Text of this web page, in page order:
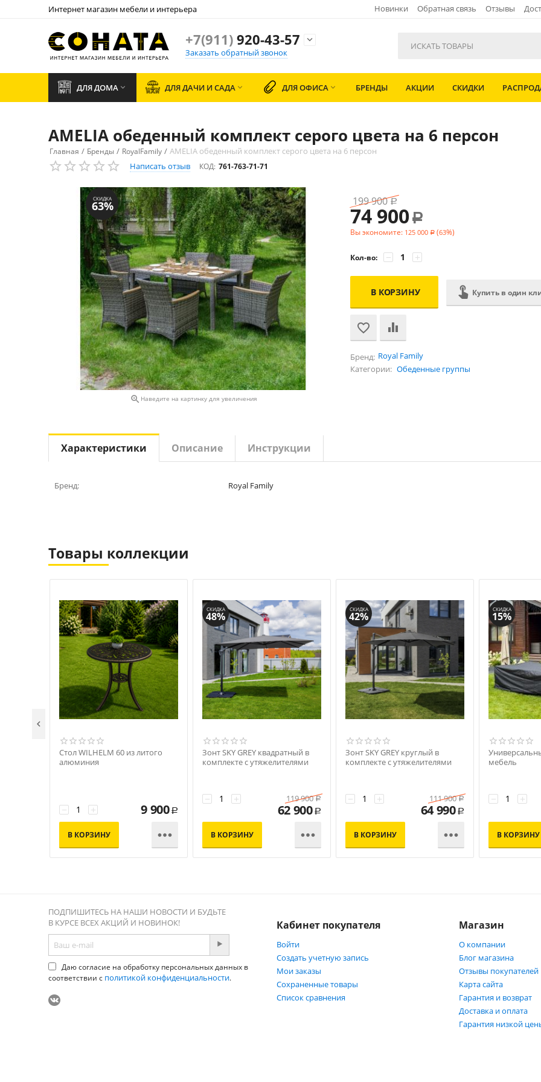
Интернет магазин мебели и интерьера Новинки Обратная связь Отзывы
+7(911)920-43-57

Заказать обратный звонок
ДЛЯ ДОМА  ДЛЯ ДАЧИ И САДА  ДЛЯ ОФИСА  БРЕНДЫ АКЦИИ СКИДКИ
AMELIA обеденный комплект серого цвета на 6 персон
Главная / Бренды / RoyalFamily / AMELIA обеденный комплект серого цвета на 6 персон
Написать отзыв КОД: 761-763-71-71
СКИДКА
63%
 Наведите на картинку для увеличения
199 900 Р
74 900 Р
Вы экономите: 125 000 Р (63%)
Кол-во: +
−
В КОРЗИНУ Купить в один
Бренд: Royal Family
Категории: Обеденные группы
Характеристики Описание Инструкции
Бренд: Royal Family
Товары коллекции
Стол WILHELM 60 из литого
алюминия
+
− 9 900 Р
В КОРЗИНУ 
СКИДКА
48%
Зонт SKY GREY квадратный в
комплекте с утяжелителями
+
− 119 900 Р
62 900 Р
В КОРЗИНУ 
СКИДКА
42%
Зонт SKY GREY круглый в
комплекте с утяжелителями
+
− 111 900 Р
64 990 Р
В КОРЗИНУ 
СКИДКА
15%
мебель
+
−
В КОРЗИНУ

ПОДПИШИТЕСЬ НА НАШИ НОВОСТИ И БУДЬТЕ
В КУРСЕ ВСЕХ АКЦИЙ И НОВИНОК!
Даю согласие на обработку персональных данных в
соответствии с политикой конфиденциальности.
Кабинет покупателя
Войти
Создать учетную запись
Мои заказы
Сохраненные товары
Список сравнения
Магазин
О компании
Блог магазина
Отзывы покупателей
Карта сайта
Гарантия и возврат
Доставка и оплата
Гарантия низкой